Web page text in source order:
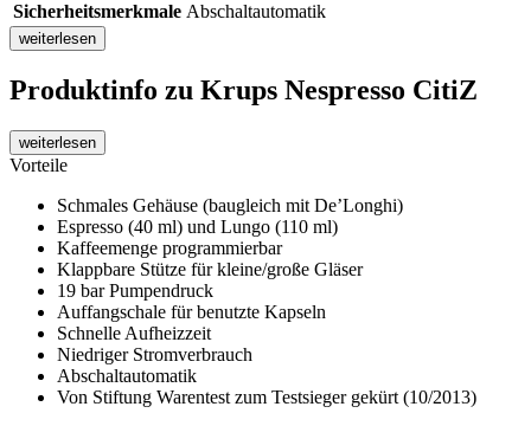
Sicherheitsmerkmale Abschaltautomatik
weiterlesen
Produktinfo zu Krups Nespresso CitiZ
weiterlesen
Vorteile
Schmales Gehäuse (baugleich mit De’Longhi)
Espresso (40 ml) und Lungo (110 ml)
Kaffeemenge programmierbar
Klappbare Stütze für kleine/große Gläser
19 bar Pumpendruck
Auffangschale für benutzte Kapseln
Schnelle Aufheizzeit
Niedriger Stromverbrauch
Abschaltautomatik
Von Stiftung Warentest zum Testsieger gekürt (10/2013)